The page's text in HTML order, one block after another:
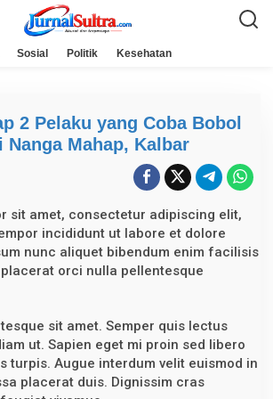
Sosial Politik Kesehatan
2 Pelaku yang Coba Bobol
Nanga Mahap, Kalbar
sit amet, consectetur adipiscing elit,
incididunt ut labore et dolore
nunc aliquet bibendum enim facilisis
orci nulla pellentesque
sit amet. Semper quis lectus
ut. Sapien eget mi proin sed libero
turpis. Augue interdum velit euismod in
placerat duis. Dignissim cras